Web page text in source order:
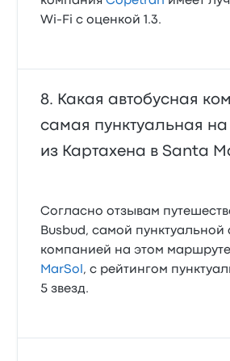
Wi‑Fi с оценкой 1.3.
Какая автобусная
самая пунктуальная
из Картахена в Santa
Согласно отзывам
Busbud, самой пунктуальной
компанией на этом маршруте
MarSol , с рейтингом
5 звезд.